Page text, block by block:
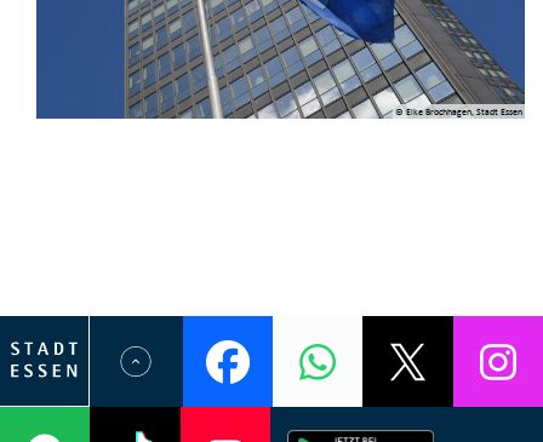
© Elke Brochhagen, Stadt Essen